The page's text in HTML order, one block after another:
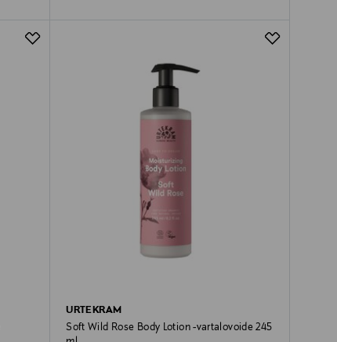
URTEKRAM
Soft Wild Rose Body Lotion -vartalovoide 245